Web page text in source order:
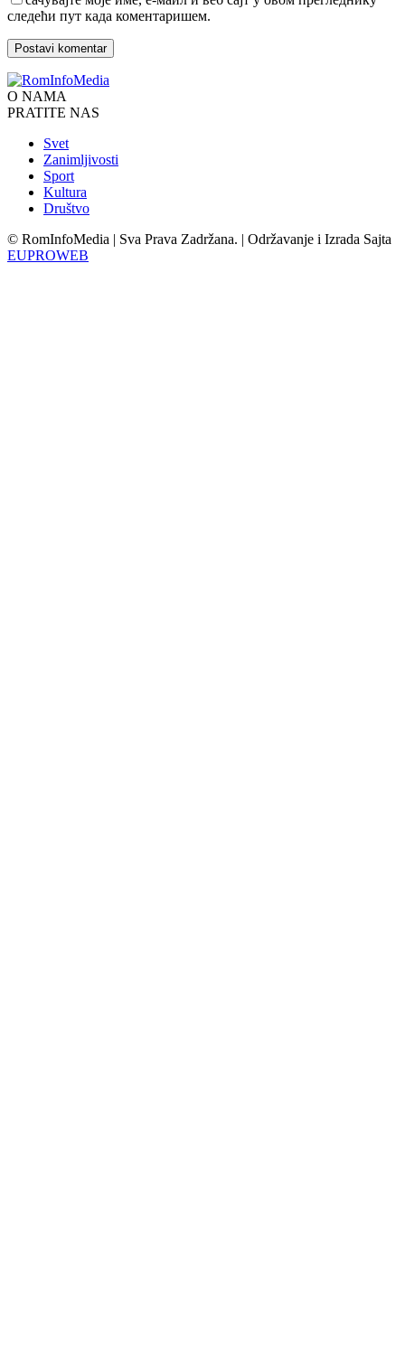
следећи пут када коментаришем.
O NAMA
PRATITE NAS
Svet
Zanimljivosti
Sport
Kultura
Društvo
© RomInfoMedia | Sva Prava Zadržana. | Održavanje i Izrada Sajta
EUPROWEB